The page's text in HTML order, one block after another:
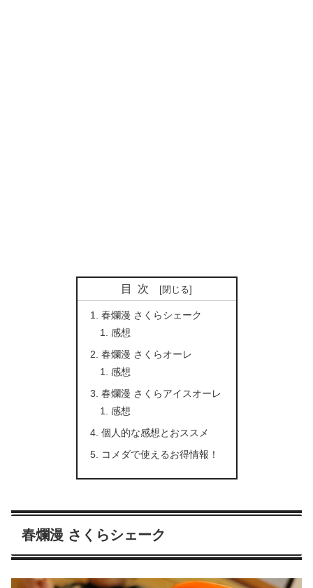
目次
春爛漫 さくらシェーク
感想
春爛漫 さくらオーレ
感想
春爛漫 さくらアイスオーレ
感想
個人的な感想とおススメ
コメダで使えるお得情報！
春爛漫 さくらシェーク